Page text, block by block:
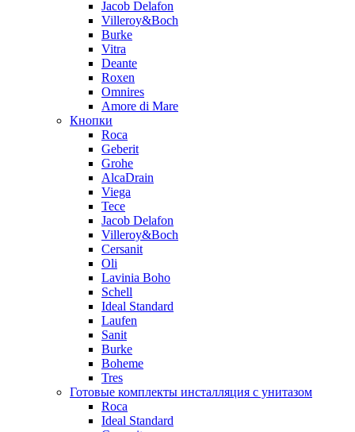
Jacob Delafon
Villeroy&Boch
Burke
Vitra
Deante
Roxen
Omnires
Amore di Mare
Кнопки
Roca
Geberit
Grohe
AlcaDrain
Viega
Tece
Jacob Delafon
Villeroy&Boch
Cersanit
Oli
Lavinia Boho
Schell
Ideal Standard
Laufen
Sanit
Burke
Boheme
Tres
Готовые комплекты инсталляция с унитазом
Roca
Ideal Standard